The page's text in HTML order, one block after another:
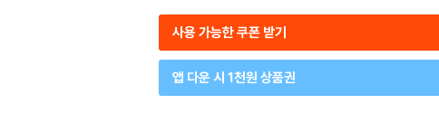
사용 가능한 쿠폰 받기
앱 다운 시 1천원 상품권